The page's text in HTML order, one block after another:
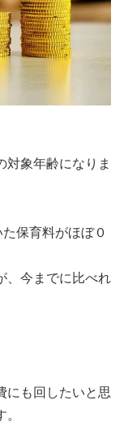
対象年齢になりま
保育料がほぼ０
、今までに比べれ
にも回したいと思